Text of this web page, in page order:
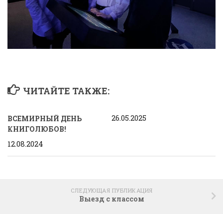
ЧИТАЙТЕ ТАКЖЕ:
ВСЕМИРНЫЙ ДЕНЬ
КНИГОЛЮБОВ!
12.08.2024
26.05.2025
СЛЕДУЮЩАЯ ПУБЛИКАЦИЯ
Выезд с классом